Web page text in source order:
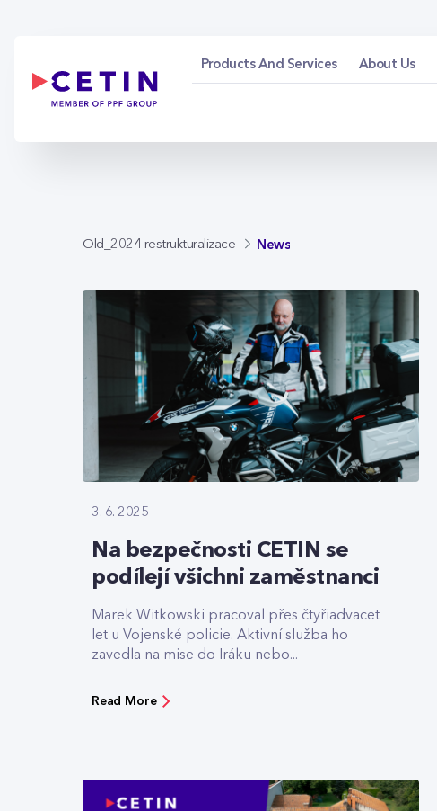
Products And Services About Us
Old_2024 restrukturalizace News
3. 6. 2025
Na bezpečnosti CETIN se
podílejí všichni zaměstnanci
Marek Witkowski pracoval přes čtyřiadvacet
let u Vojenské policie. Aktivní služba ho
zavedla na mise do Iráku nebo...
Read More